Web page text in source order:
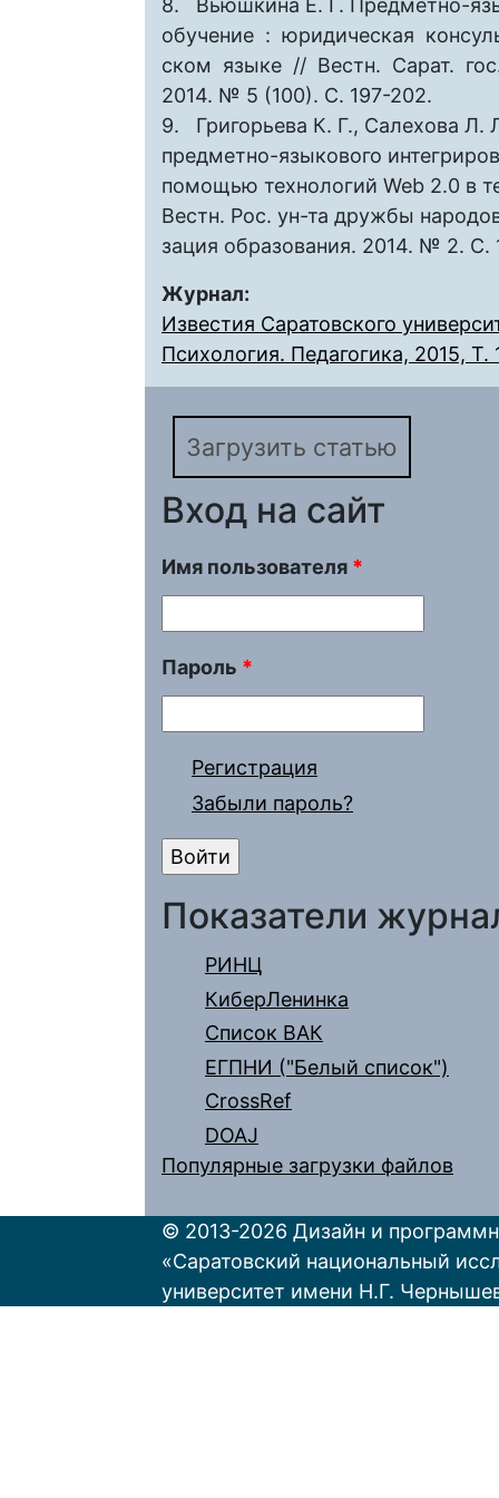
8. Вьюшкина Е. Г. Предметно-
обучение : юридическая
ском языке // Вестн. Сарат.
2014. № 5 (100). С. 197-202.
9. Григорьева К. Г., Салехова Л.
предметно-языкового
помощью технологий Web 2.0 в
Вестн. Рос. ун-та дружбы
зация образования. 2014. № 2. С.
Журнал:
Известия Саратовского
Психология. Педагогика, 2015, Т.
Загрузить статью
Вход на сайт
Имя пользователя *
Пароль *
Регистрация
Забыли пароль?
Показатели
РИНЦ
КиберЛенинка
Список ВАК
ЕГПНИ ("Белый список")
CrossRef
DOAJ
Популярные загрузки файлов
© 2013-2026 Дизайн и
«Саратовский национальный
университет имени Н.Г.